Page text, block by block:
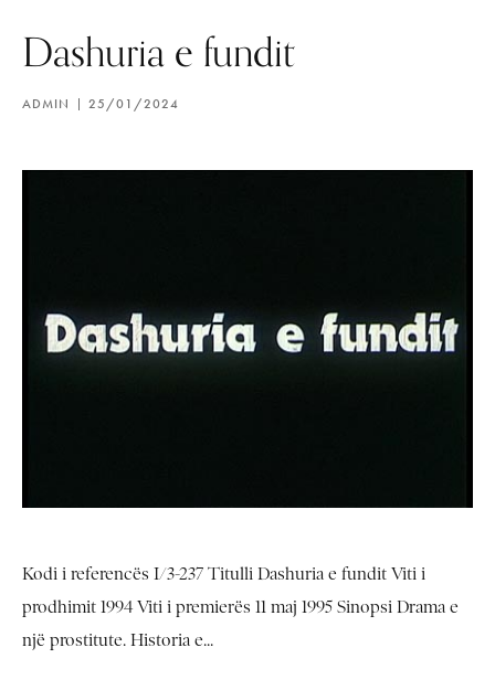
Dashuria e fundit
ADMIN 25/01/2024
Kodi i referencës I/3-237 Titulli Dashuria e fundit Viti i
prodhimit 1994 Viti i premierës 11 maj 1995 Sinopsi Drama e
një prostitute. Historia e...